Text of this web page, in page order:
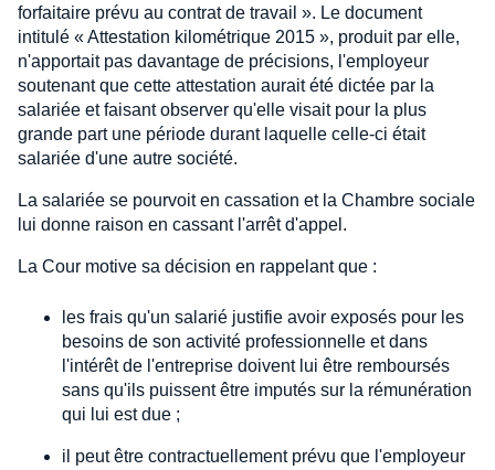
forfaitaire prévu au contrat de travail ». Le document
intitulé « Attestation kilométrique 2015 », produit par elle,
n'apportait pas davantage de précisions, l'employeur
soutenant que cette attestation aurait été dictée par la
salariée et faisant observer qu'elle visait pour la plus
grande part une période durant laquelle celle-ci était
salariée d'une autre société.
La salariée se pourvoit en cassation et la Chambre sociale
lui donne raison en cassant l'arrêt d'appel.
La Cour motive sa décision en rappelant que :
les frais qu'un salarié justifie avoir exposés pour les
besoins de son activité professionnelle et dans
l'intérêt de l'entreprise doivent lui être remboursés
sans qu'ils puissent être imputés sur la rémunération
qui lui est due ;
il peut être contractuellement prévu que l'employeur